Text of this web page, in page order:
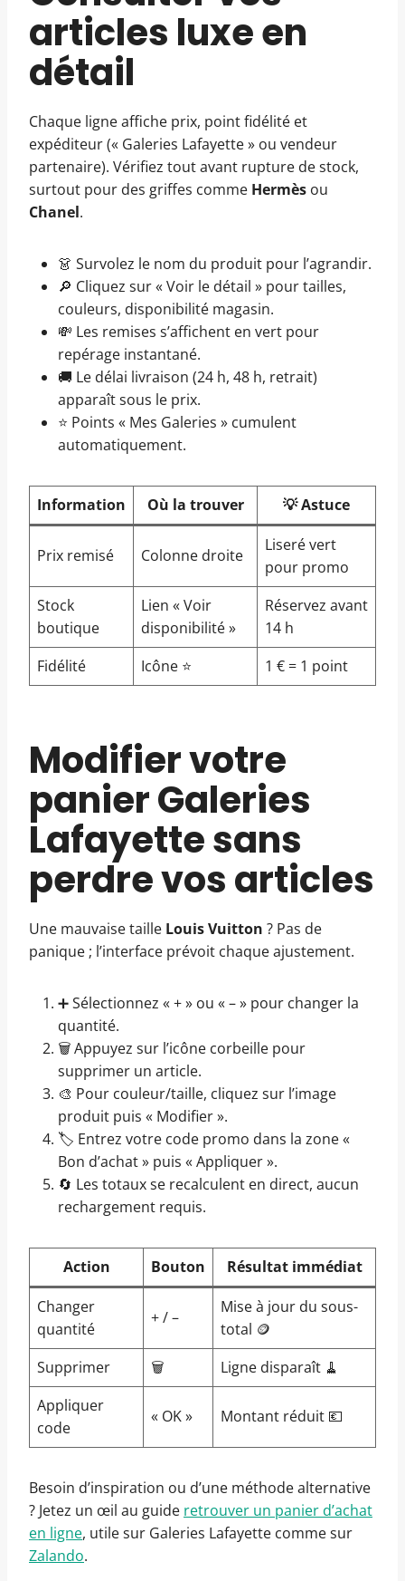
articles luxe en
détail
Chaque ligne affiche prix, point fidélité et
expéditeur (« Galeries Lafayette » ou vendeur
partenaire). Vérifiez tout avant rupture de stock,
surtout pour des griffes comme Hermès ou
Chanel.
👗 Survolez le nom du produit pour l’agrandir.
🔎 Cliquez sur « Voir le détail » pour tailles,
couleurs, disponibilité magasin.
💸 Les remises s’affichent en vert pour
repérage instantané.
🚚 Le délai livraison (24 h, 48 h, retrait)
apparaît sous le prix.
⭐ Points « Mes Galeries » cumulent
automatiquement.
Information Où la trouver 💡 Astuce
Prix remisé Colonne droite
Liseré vert
pour promo
Stock
boutique
Lien « Voir
disponibilité »
Réservez avant
14 h
Fidélité
Icône ⭐ 1 € = 1 point
Modifier votre
panier Galeries
Lafayette sans
perdre vos articles
Une mauvaise taille Louis Vuitton ? Pas de
panique ; l’interface prévoit chaque ajustement.
➕ Sélectionnez « + » ou « – » pour changer la
quantité.
🗑️ Appuyez sur l’icône corbeille pour
supprimer un article.
🎨 Pour couleur/taille, cliquez sur l’image
produit puis « Modifier ».
🏷️ Entrez votre code promo dans la zone «
Bon d’achat » puis « Appliquer ».
🔄 Les totaux se recalculent en direct, aucun
rechargement requis.
Action Bouton
Résultat immédiat
Changer
quantité
+ / –
Mise à jour du sous-
total 🪙
Supprimer
🗑️
Ligne disparaît 🧹
Appliquer
code
« OK » Montant réduit 💶
Besoin d’inspiration ou d’une méthode alternative
? Jetez un œil au guide retrouver un panier d’achat
en ligne, utile sur Galeries Lafayette comme sur
Zalando.